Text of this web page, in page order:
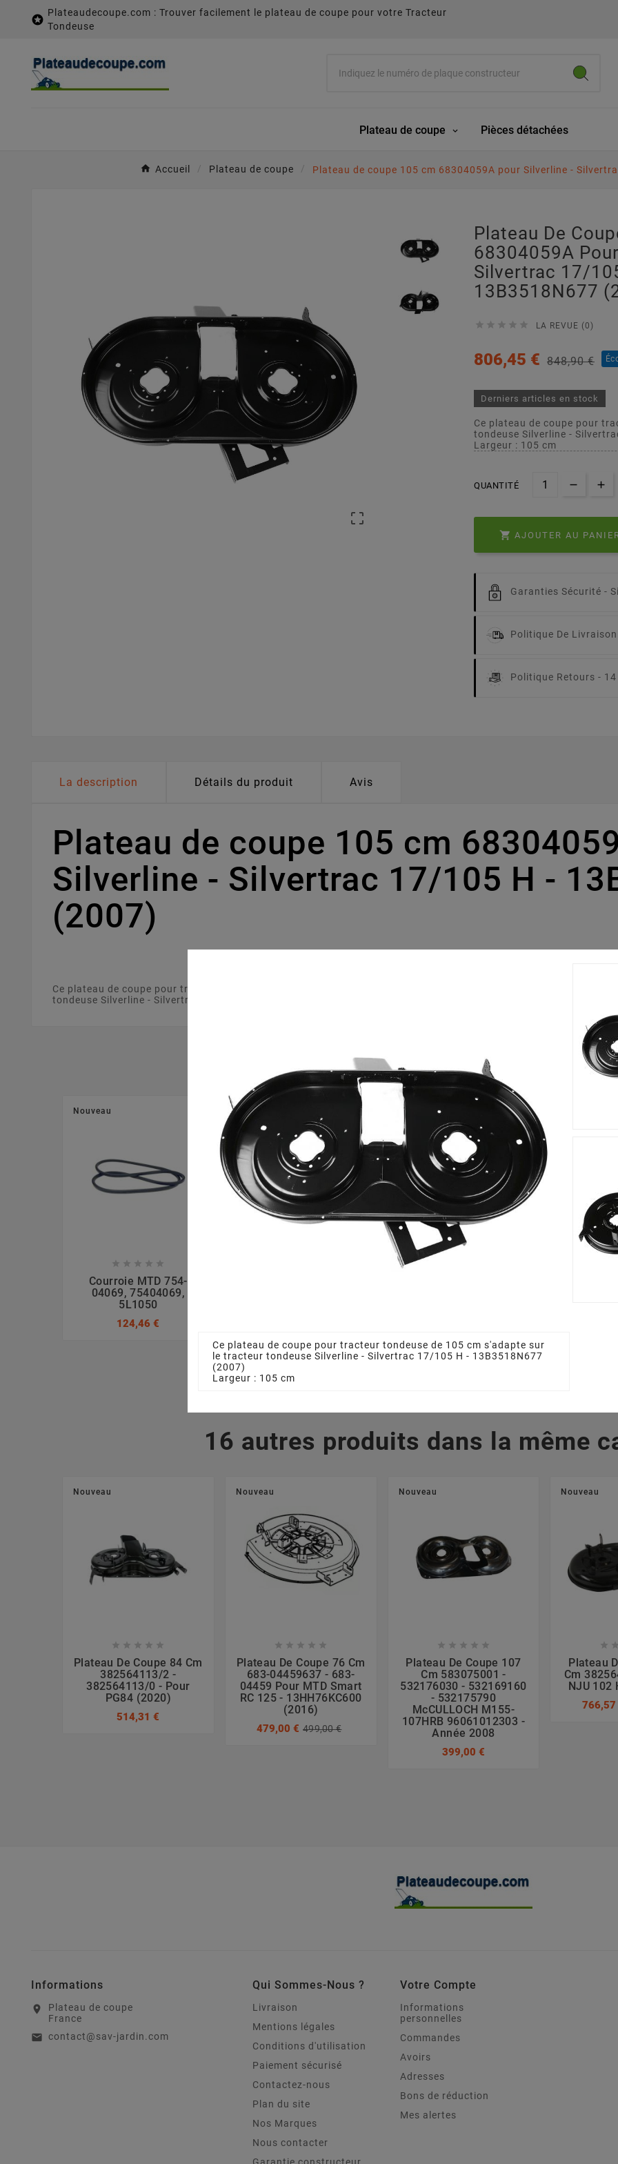

Plateaudecoupe.com : Trouver facilement le plateau de coupe pour votre Tracteur
Tondeuse
Plateau de coupe Pièces détachées
Accueil Plateau de coupe Plateau de coupe 105 cm 68304059A pour Silverline -

Plateau De
68304059A
Silvertrac 17/
13B3518N677
     LA REVUE (0)
806,45 € 848,90 €
Derniers articles en stock
Ce plateau de coupe pour
tondeuse Silverline -
Largeur : 105 cm
QUANTITÉ
 AJOUTER AU
Garanties Sécurité -
Politique De Livraison
Politique Retours -
La description Détails du produit Avis
Plateau de coupe 105 cm
Silverline - Silvertrac 17/105 H -
(2007)
Ce plateau de coupe pour tracteur tondeuse de 105 cm s'adapte sur le tracteur tondeuse Silverline - Silvertrac 17/
tondeuse Silverline - Silvertrac 17/105 H - 13B3518N677 (2007). Ce plateau de coupe est fabriqué à partir d'un
Accessoires
Nouveau
    
Courroie MTD 754-
04069, 75404069,
5L1050
124,46 €
Nouveau Nouveau
16 autres produits dans la même
Nouveau
    
Plateau De Coupe 84 Cm
382564113/2 -
382564113/0 - Pour
PG84 (2020)
514,31 €
Nouveau
    
Plateau De Coupe 76 Cm
683-04459637 - 683-
04459 Pour MTD Smart
RC 125 - 13HH76KC600
(2016)
479,00 € 499,00 €
Nouveau
    
Plateau De Coupe 107
Cm 583075001 -
532176030 - 532169160
- 532175790
McCULLOCH M155-
107HRB 96061012303 -
Année 2008
399,00 €
Nouveau
 
Plateau
Cm
NJU 102
766,57
Ce plateau de coupe pour tracteur tondeuse de 105 cm s'adapte sur
le tracteur tondeuse Silverline - Silvertrac 17/105 H - 13B3518N677
(2007)
Largeur : 105 cm
Informations
location_on
Plateau de coupe
France
email contact@sav-jardin.com
Qui Sommes-Nous ?
Livraison
Mentions légales
Conditions d'utilisation
Paiement sécurisé
Contactez-nous
Plan du site
Nos Marques
Nous contacter
Votre Compte
Informations
personnelles
Commandes
Avoirs
Adresses
Bons de réduction
Mes alertes